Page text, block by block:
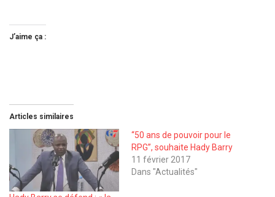
J’aime ça :
Articles similaires
‘‘50 ans de pouvoir pour le
RPG’’, souhaite Hady Barry
11 février 2017
Dans "Actualités"